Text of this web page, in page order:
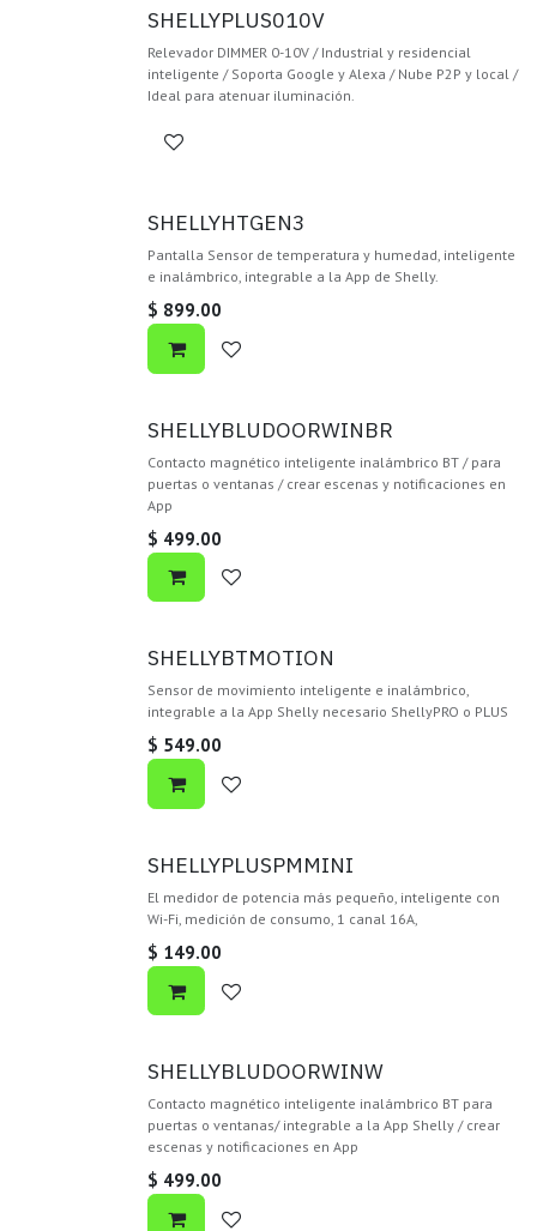
SHELLYPLUS010V
Relevador DIMMER 0-10V / Industrial y residencial
inteligente / Soporta Google y Alexa / Nube P2P y local /
Ideal para atenuar iluminación.
SHELLYHTGEN3
Pantalla Sensor de temperatura y humedad, inteligente
e inalámbrico, integrable a la App de Shelly.
$ 899.00
SHELLYBLUDOORWINBR
Contacto magnético inteligente inalámbrico BT / para
puertas o ventanas / crear escenas y notificaciones en
App
$ 499.00
SHELLYBTMOTION
Sensor de movimiento inteligente e inalámbrico,
integrable a la App Shelly necesario ShellyPRO o PLUS
$ 549.00
SHELLYPLUSPMMINI
El medidor de potencia más pequeño, inteligente con
Wi-Fi, medición de consumo, 1 canal 16A,
$ 149.00
SHELLYBLUDOORWINW
Contacto magnético inteligente inalámbrico BT para
puertas o ventanas/ integrable a la App Shelly / crear
escenas y notificaciones en App
$ 499.00